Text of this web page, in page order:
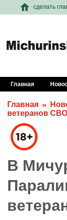
сделать
Главная
Главная
ветеранов СВО
В